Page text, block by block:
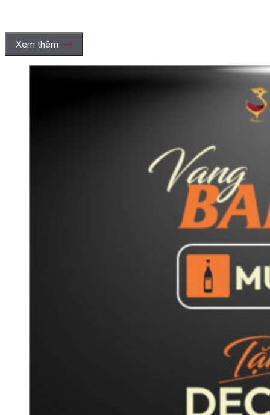
3.2. Thổ nhưỡng đá vôi và đất sét đặc trưng
Thổ nhưỡng Bekaa Valley chủ yếu là sự pha trộn giữa đất sét
và đá vôi. Đất sét giúp giữ nước trong mùa hè khô hạn, trong
khi đá vôi hỗ trợ thoát nước tốt và bổ sung khoáng chất cho
đất. Sự kết hợp này tạo điều kiện thuận lợi cho cây nho phát
triển khỏe mạnh, góp phần tạo nên những dòng rượu vang có
cấu trúc cân bằng, hương vị đậm đà và giàu bản sắc của Bekaa
Xem thêm